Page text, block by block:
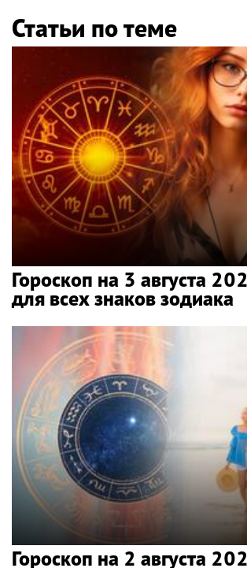
Статьи по теме
Гороскоп на 3 августа
для всех знаков зодиака
Гороскоп на 2 августа